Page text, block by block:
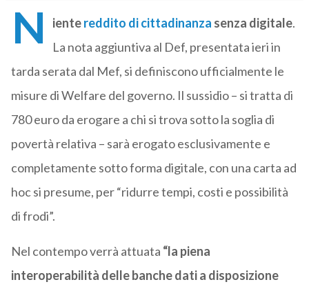
N ientereddito di cittadinanza senza digitale.
La nota aggiuntiva al Def, presentata ieri in
tarda serata dal Mef, si definiscono ufficialmente le
misure di Welfare del governo. Il sussidio – si tratta di
780 euro da erogare a chi si trova sotto la soglia di
povertà relativa – sarà erogato esclusivamente e
completamente sotto forma digitale, con una carta ad
hoc si presume, per “ridurre tempi, costi e possibilità
di frodi”.
Nel contempo verrà attuata “la piena
interoperabilità delle banche dati a disposizione